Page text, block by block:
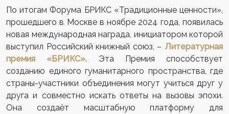
По итогам Форума БРИКС «Традиционные ценности»,
прошедшего в Москве в ноябре 2024 года, появилась
новая международная награда, инициатором которой
выступил Российский книжный союз, – Литературная
премия «БРИКС». Эта Премия способствует
созданию единого гуманитарного пространства, где
страны-участники объединения могут учиться друг у
друга и совместно искать ответы на вызовы эпохи.
Она создаёт масштабную платформу для